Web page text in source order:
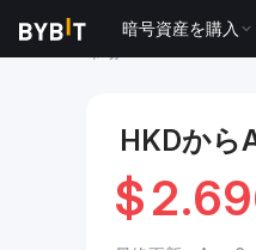
暗号資産を購入
HKDから
$